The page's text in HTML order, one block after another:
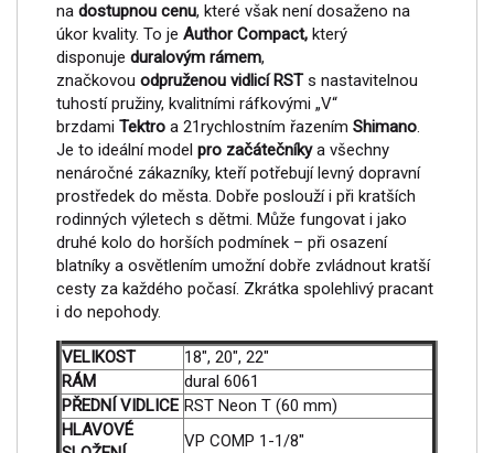
na dostupnou cenu, které však není dosaženo na
úkor kvality. To je Author Compact, který
disponuje duralovým rámem,
značkovou odpruženou vidlicí RSTs nastavitelnou
tuhostí pružiny, kvalitními ráfkovými „V“
brzdami Tektro a 21rychlostním řazením Shimano.
Je to ideální model pro začátečníkya všechny
nenáročné zákazníky, kteří potřebují levný dopravní
prostředek do města. Dobře poslouží i při kratších
rodinných výletech s dětmi. Může fungovat i jako
druhé kolo do horších podmínek – při osazení
blatníky a osvětlením umožní dobře zvládnout kratší
cesty za každého počasí. Zkrátka spolehlivý pracant
i do nepohody.
VELIKOST
18", 20", 22"
RÁM
dural 6061
PŘEDNÍ VIDLICE RST Neon T (60 mm)
HLAVOVÉ
VP COMP 1-1/8"